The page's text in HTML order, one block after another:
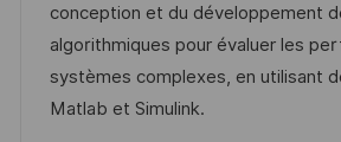
n
a
t
e
o
r
y
conception et du développement
algorithmiques pour évaluer les
systèmes complexes, en utilisant
Matlab et Simulink.